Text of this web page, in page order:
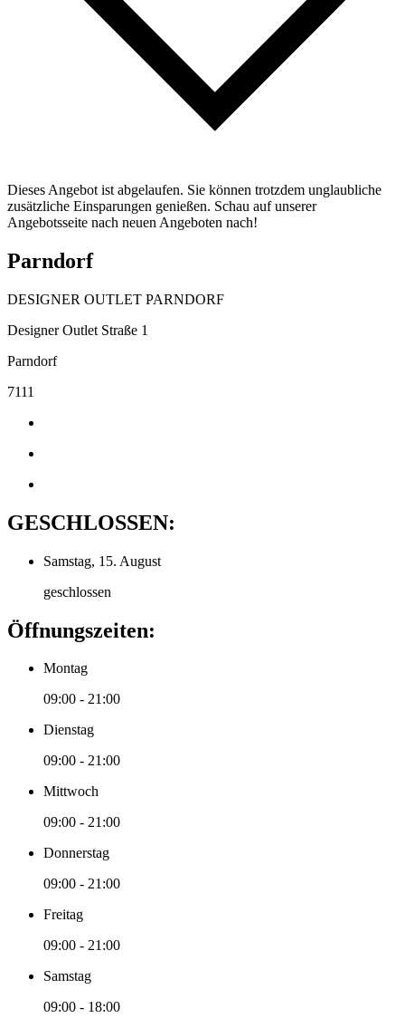
Dieses Angebot ist abgelaufen. Sie können trotzdem unglaubliche
zusätzliche Einsparungen genießen. Schau auf unserer
Angebotsseite nach neuen Angeboten nach!
Parndorf
DESIGNER OUTLET PARNDORF
Designer Outlet Straße 1
Parndorf
7111
GESCHLOSSEN:
Samstag, 15. August
geschlossen
Öffnungszeiten:
Montag
09:00 - 21:00
Dienstag
09:00 - 21:00
Mittwoch
09:00 - 21:00
Donnerstag
09:00 - 21:00
Freitag
09:00 - 21:00
Samstag
09:00 - 18:00